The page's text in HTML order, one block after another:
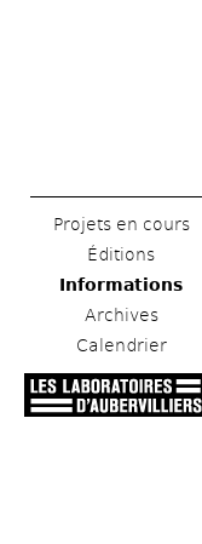
Projets en cours
Éditions
Informations
Archives
Calendrier